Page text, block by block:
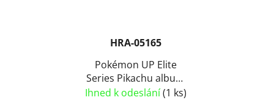
HRA-05165
Pokémon UP Elite
Series Pikachu album
sběratelské na 480
Ihned k odeslání(1 ks)